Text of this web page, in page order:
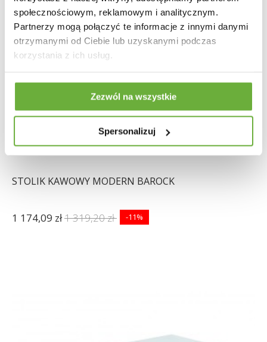
społecznościowym, reklamowym i analitycznym.
Partnerzy mogą połączyć te informacje z innymi danymi
otrzymanymi od Ciebie lub uzyskanymi podczas
korzystania z ich usług.
Zezwól na wszystkie
Spersonalizuj
STOLIK KAWOWY MODERN BAROCK
1 174,09 zł1 319,20 zł -11%